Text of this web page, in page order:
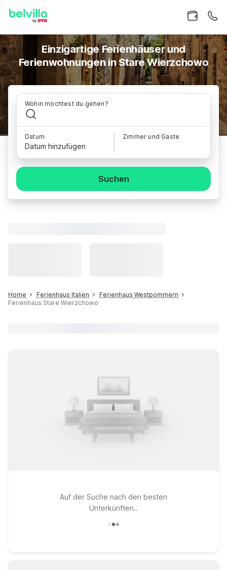
Einzigartige Ferienhäuser und
Ferienwohnungen in Stare Wierzchowo
Wohin möchtest du gehen?
Datum
Datum hinzufügen
Zimmer und Gäste
Suchen
Home Ferienhaus Italien
Ferienhaus Westpommern
Ferienhaus Stare Wierzchowo
Auf der Suche nach den besten
Unterkünften..